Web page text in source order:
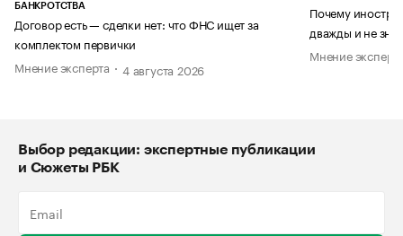
БАНКРОТСТВА
Договор есть — сделки нет: что ФНС ищет за
комплектом первички
Мнение эксперта
4 августа 2026
Почему
дважды и не
Мнение
Выбор редакции: экспертные публикации
и Сюжеты РБК